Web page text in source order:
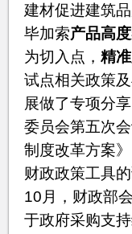
建材促进建筑
毕加索产品高
为切入点， 精
试点相关政策
展做了专项分
委员会第五次
制度改革方案
财政政策工具
10月，财政部
于政府采购支